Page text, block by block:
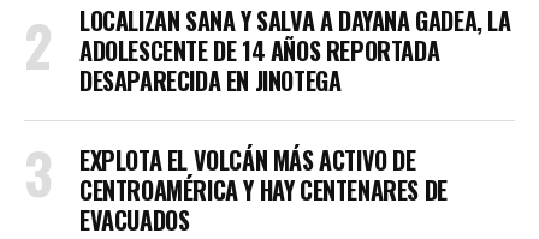
LOCALIZAN SANA Y SALVA A DAYANA GADEA, LA
ADOLESCENTE DE 14 AÑOS REPORTADA
DESAPARECIDA EN JINOTEGA
EXPLOTA EL VOLCÁN MÁS ACTIVO DE
CENTROAMÉRICA Y HAY CENTENARES DE
EVACUADOS